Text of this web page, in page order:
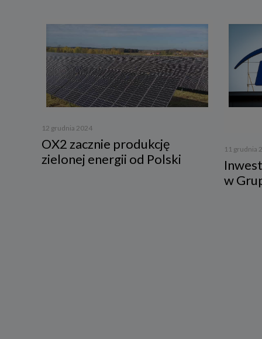
12 grudnia 2024
OX2 zacznie produkcję
zielonej energii od Polski
11 grudnia
w
W
a) pod
b)
3.
stron i
4. Cel